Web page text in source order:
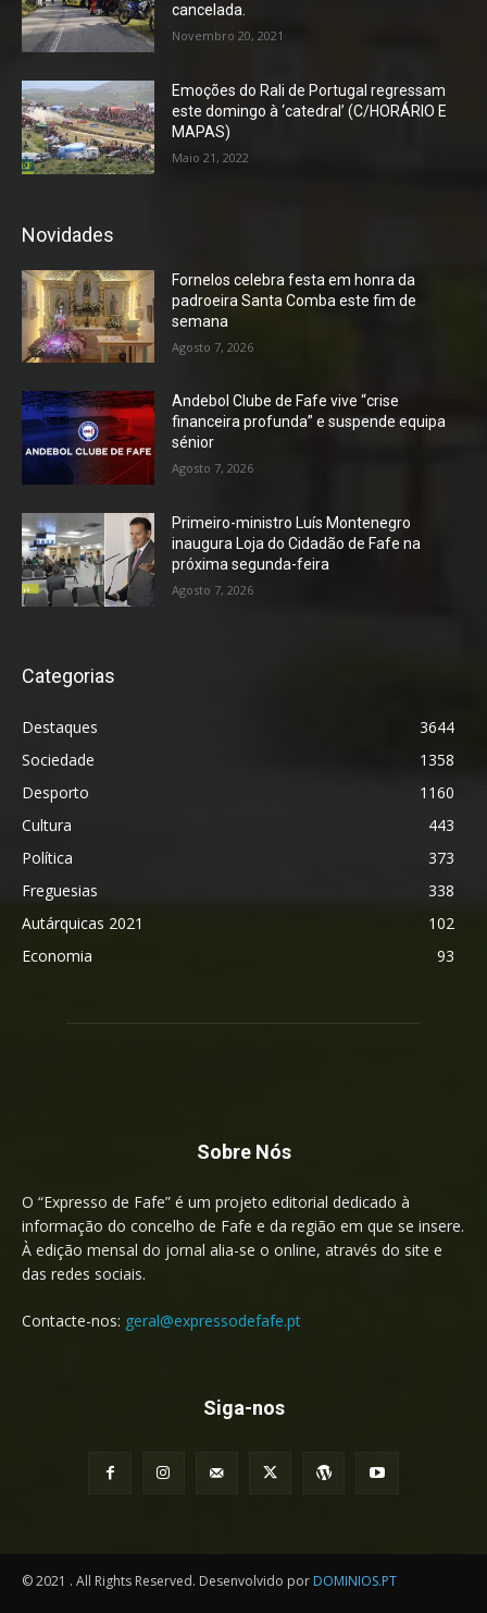
cancelada.
Novembro 20, 2021
Emoções do Rali de Portugal regressam
este domingo à ‘catedral’ (C/HORÁRIO E
MAPAS)
Maio 21, 2022
Novidades
Fornelos celebra festa em honra da
padroeira Santa Comba este fim de
semana
Agosto 7, 2026
Andebol Clube de Fafe vive “crise
financeira profunda” e suspende equipa
sénior
Agosto 7, 2026
Primeiro-ministro Luís Montenegro
inaugura Loja do Cidadão de Fafe na
próxima segunda-feira
Agosto 7, 2026
Categorias
Destaques
3644
Sociedade
1358
Desporto
1160
Cultura
443
Política
373
Freguesias
338
Autárquicas 2021
102
Economia
93
Sobre Nós
O “Expresso de Fafe” é um projeto editorial dedicado à
informação do concelho de Fafe e da região em que se insere.
À edição mensal do jornal alia-se o online, através do site e
das redes sociais.
Contacte-nos: geral@expressodefafe.pt
Siga-nos
© 2021 . All Rights Reserved. Desenvolvido por DOMINIOS.PT